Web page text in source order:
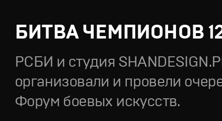
БИТВА ЧЕМПИОНОВ
РСБИ и студия
организовали и провели
Форум боевых искусств.